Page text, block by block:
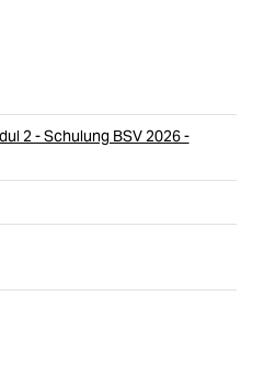
2 - Schulung BSV 2026 -